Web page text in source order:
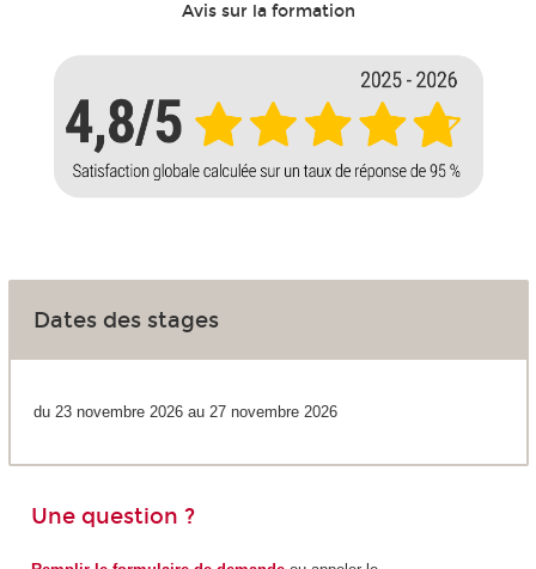
Avis sur la formation
Dates des stages
du 23 novembre 2026 au 27 novembre 2026
Une question ?